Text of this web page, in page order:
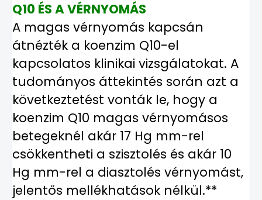
Q10 ÉS A VÉRNYOMÁS
A magas vérnyomás kapcsán
átnézték a koenzim Q10-el
kapcsolatos klinikai vizsgálatokat. A
tudományos áttekintés során azt a
következtetést vonták le, hogy a
koenzim Q10 magas vérnyomásos
betegeknél akár 17 Hg mm-rel
csökkentheti a szisztolés és akár 10
Hg mm-rel a diasztolés vérnyomást,
jelentős mellékhatások nélkül.**